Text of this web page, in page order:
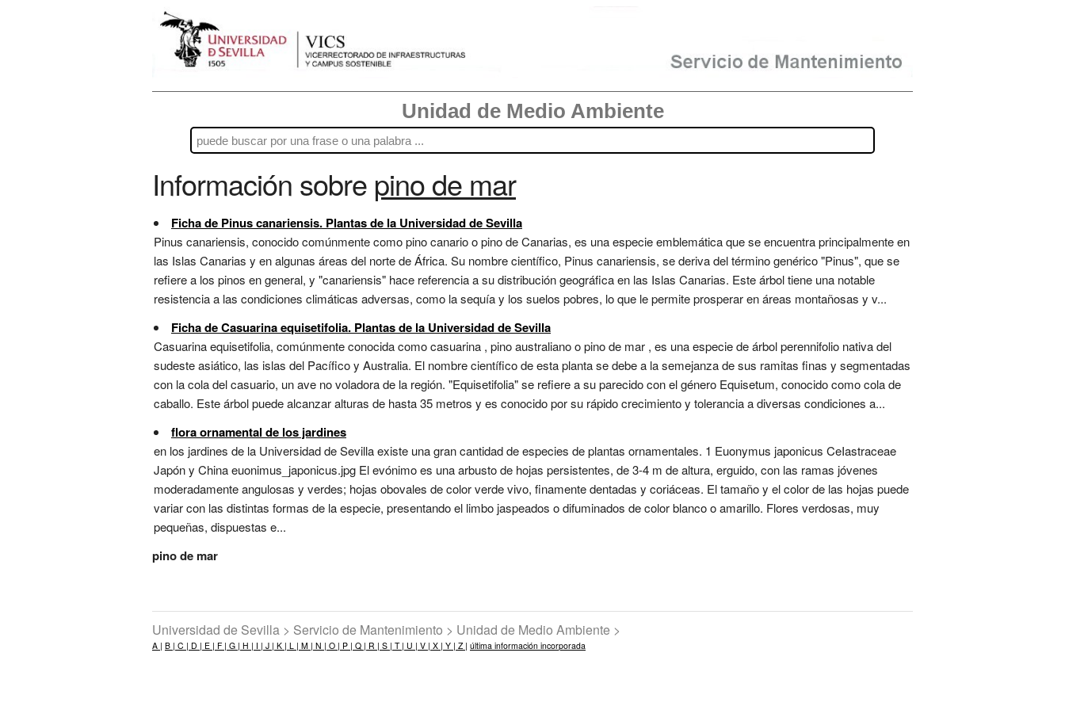
Unidad de Medio Ambiente
Información sobre pino de mar
Ficha de Pinus canariensis. Plantas de la Universidad de Sevilla
Pinus canariensis, conocido comúnmente como pino canario o pino de Canarias, es una especie emblemática que se encuentra principalmente en
las Islas Canarias y en algunas áreas del norte de África. Su nombre científico, Pinus canariensis, se deriva del término genérico "Pinus", que se
refiere a los pinos en general, y "canariensis" hace referencia a su distribución geográfica en las Islas Canarias. Este árbol tiene una notable
resistencia a las condiciones climáticas adversas, como la sequía y los suelos pobres, lo que le permite prosperar en áreas montañosas y v...
Ficha de Casuarina equisetifolia. Plantas de la Universidad de Sevilla
Casuarina equisetifolia, comúnmente conocida como casuarina , pino australiano o pino de mar , es una especie de árbol perennifolio nativa del
sudeste asiático, las islas del Pacífico y Australia. El nombre científico de esta planta se debe a la semejanza de sus ramitas finas y segmentadas
con la cola del casuario, un ave no voladora de la región. "Equisetifolia" se refiere a su parecido con el género Equisetum, conocido como cola de
caballo. Este árbol puede alcanzar alturas de hasta 35 metros y es conocido por su rápido crecimiento y tolerancia a diversas condiciones a...
flora ornamental de los jardines
en los jardines de la Universidad de Sevilla existe una gran cantidad de especies de plantas ornamentales. 1 Euonymus japonicus CeIastraceae
Japón y China euonimus_japonicus.jpg El evónimo es una arbusto de hojas persistentes, de 3-4 m de altura, erguido, con las ramas jóvenes
moderadamente angulosas y verdes; hojas obovales de color verde vivo, finamente dentadas y coriáceas. El tamaño y el color de las hojas puede
variar con las distintas formas de la especie, presentando el limbo jaspeados o difuminados de color blanco o amarillo. Flores verdosas, muy
pequeñas, dispuestas e...
pino de mar
Universidad de Sevilla > Servicio de Mantenimiento > Unidad de Medio Ambiente >
A | B | C | D | E | F | G | H | I | J | K | L | M | N | O | P | Q | R | S | T | U | V | X | Y | Z | última información incorporada